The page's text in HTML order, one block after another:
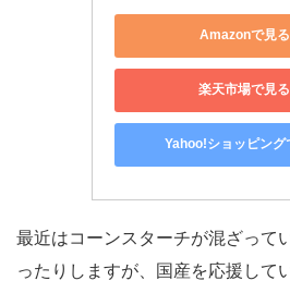
Amazonで見る
楽天市場で見る
Yahoo!ショッピング
最近はコーンスターチが混ざって
ったりしますが、国産を応援して